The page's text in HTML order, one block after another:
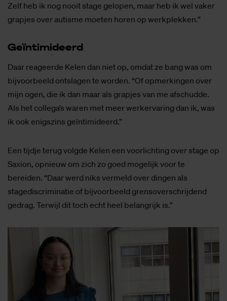
Zelf heb ik nog nooit stage gelopen, maar heb ik wel vaker
grapjes over autisme moeten horen op werkplekken.”
Ge­ïn­ti­mi­deerd
Daar reageerde Kelen dan niet op, omdat ze bang was om
bijvoorbeeld ontslagen te worden. “Of opmerkingen over
mijn ogen, die ik dan maar als grapjes van me afschudde.
Als het collega’s waren met meer werkervaring dan ik, was
ik ook enigszins geïntimideerd.”
Een tijdje terug volgde Kelen een voorlichting over stage op
Saxion, opnieuw om zich zo goed mogelijk voor te
bereiden. “Daar werd niks vermeld over dingen als
stagediscriminatie of bijvoorbeeld grensoverschrijdend
gedrag. Terwijl dit toch echt heel belangrijk is.”